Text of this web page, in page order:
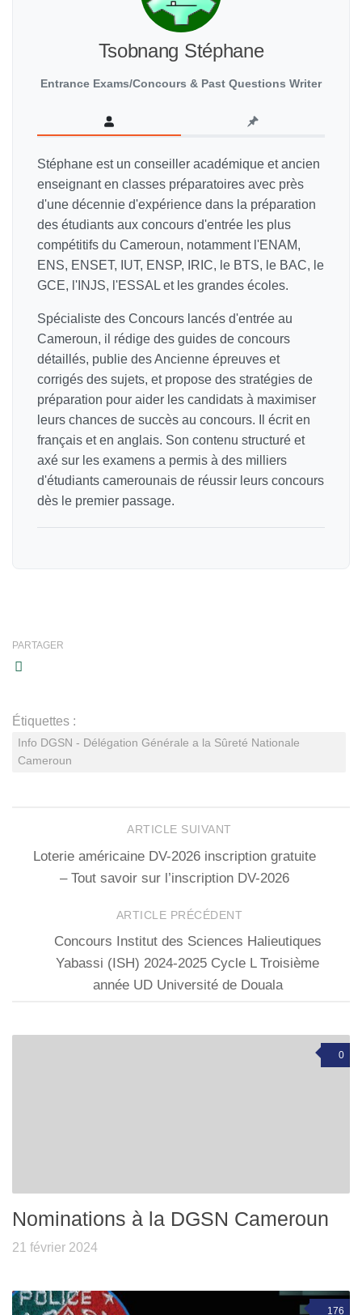
Tsobnang Stéphane
Entrance Exams/Concours & Past Questions Writer
Stéphane est un conseiller académique et ancien
enseignant en classes préparatoires avec près
d'une décennie d'expérience dans la préparation
des étudiants aux concours d'entrée les plus
compétitifs du Cameroun, notamment l'ENAM,
ENS, ENSET, IUT, ENSP, IRIC, le BTS, le BAC, le
GCE, l'INJS, l'ESSAL et les grandes écoles.
Spécialiste des Concours lancés d'entrée au
Cameroun, il rédige des guides de concours
détaillés, publie des Ancienne épreuves et
corrigés des sujets, et propose des stratégies de
préparation pour aider les candidats à maximiser
leurs chances de succès au concours. Il écrit en
français et en anglais. Son contenu structuré et
axé sur les examens a permis à des milliers
d'étudiants camerounais de réussir leurs concours
dès le premier passage.
PARTAGER
Étiquettes :
Info DGSN - Délégation Générale a la Sûreté Nationale
Cameroun
ARTICLE SUIVANT
Loterie américaine DV-2026 inscription gratuite
– Tout savoir sur l’inscription DV-2026
ARTICLE PRÉCÉDENT
Concours Institut des Sciences Halieutiques
Yabassi (ISH) 2024-2025 Cycle L Troisième
année UD Université de Douala
0
Nominations à la DGSN Cameroun
21 février 2024
176